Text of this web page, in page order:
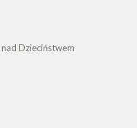
Dzieciństwem